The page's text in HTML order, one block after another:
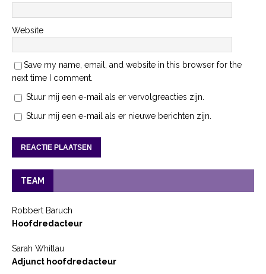
Website
Save my name, email, and website in this browser for the
next time I comment.
Stuur mij een e-mail als er vervolgreacties zijn.
Stuur mij een e-mail als er nieuwe berichten zijn.
TEAM
Robbert Baruch
Hoofdredacteur
Sarah Whitlau
Adjunct hoofdredacteur